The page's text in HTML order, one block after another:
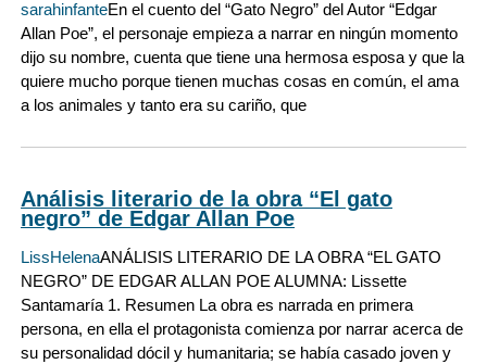
sarahinfanteEn el cuento del “Gato Negro” del Autor “Edgar
Allan Poe”, el personaje empieza a narrar en ningún momento
dijo su nombre, cuenta que tiene una hermosa esposa y que la
quiere mucho porque tienen muchas cosas en común, el ama
a los animales y tanto era su cariño, que
Análisis literario de la obra “El gato
negro” de Edgar Allan Poe
LissHelenaANÁLISIS LITERARIO DE LA OBRA “EL GATO
NEGRO” DE EDGAR ALLAN POE ALUMNA: Lissette
Santamaría 1. Resumen La obra es narrada en primera
persona, en ella el protagonista comienza por narrar acerca de
su personalidad dócil y humanitaria; se había casado joven y